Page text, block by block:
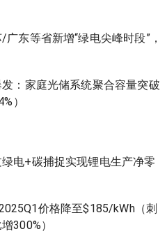
东等省新增“绿电尖峰时段”，
：家庭光储系统聚合容量突破
）
电+碳捕捉实现锂电生产净零
价格降至$185/kWh（刺
300%）